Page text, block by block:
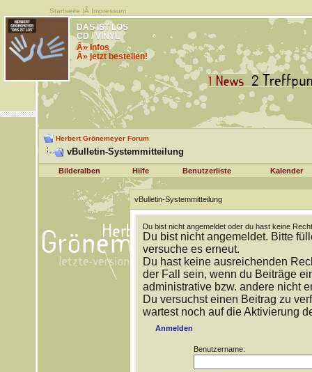
Startseite |Â Impressum
DAS IST LOS
CD / VINYL
Â» Infos
Â» jetzt bestellen!
Herbert Grönemeyer Forum
vBulletin-Systemmitteilung
Bilderalben Hilfe Benutzerliste Kalender
vBulletin-Systemmitteilung
Du bist nicht angemeldet oder du hast keine
Du bist nicht angemeldet. Bitte
versuche es erneut.
Du hast keine ausreichenden
der Fall sein, wenn du Beiträge
administrative bzw. andere nicht
Du versuchst einen Beitrag zu
wartest noch auf die Aktivierung
Anmelden
Benutzername: